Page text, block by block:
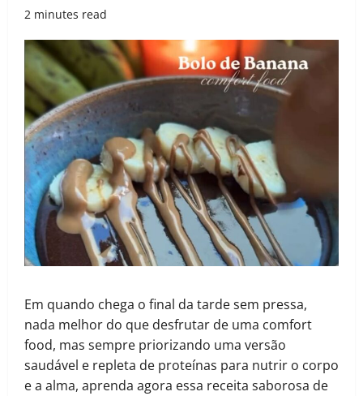
2 minutes read
Em quando chega o final da tarde sem pressa,
nada melhor do que desfrutar de uma comfort
food, mas sempre priorizando uma versão
saudável e repleta de proteínas para nutrir o corpo
e a alma, aprenda agora essa receita saborosa de